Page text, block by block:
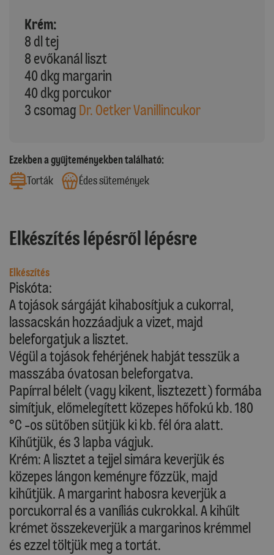
Krém:
8 dl tej
8 evőkanál liszt
40 dkg margarin
40 dkg porcukor
3 csomag Dr. Oetker Vanillincukor
Ezekben a gyűjteményekben található:
Torták
Édes sütemények
Elkészítés lépésről lépésre
Elkészítés
Piskóta:
A tojások sárgáját kihabosítjuk a cukorral,
lassacskán hozzáadjuk a vizet, majd
beleforgatjuk a lisztet.
Végül a tojások fehérjének habját tesszük a
masszába óvatosan beleforgatva.
Papírral bélelt (vagy kikent, lisztezett) formába
simítjuk, előmelegített közepes hőfokú kb. 180
°C -os sütőben sütjük ki kb. fél óra alatt.
Kihűtjük, és 3 lapba vágjuk.
Krém: A lisztet a tejjel simára keverjük és
közepes lángon keményre főzzük, majd
kihűtjük. A margarint habosra keverjük a
porcukorral és a vaníliás cukrokkal. A kihűlt
krémet összekeverjük a margarinos krémmel
és ezzel töltjük meg a tortát.